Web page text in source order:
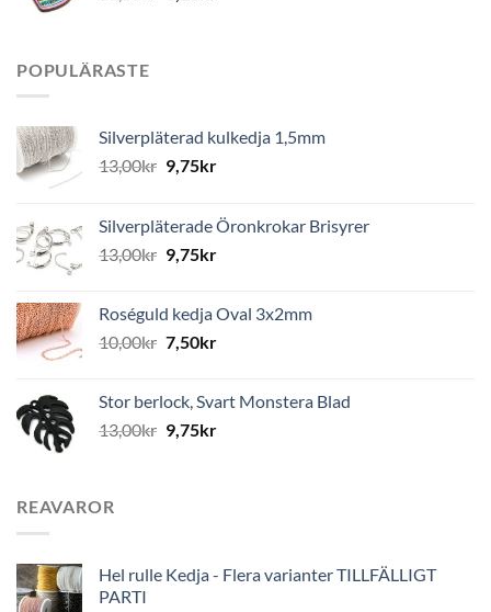
POPULÄRASTE
Silverpläterad kulkedja 1,5mm
13,00kr 9,75kr
Silverpläterade Öronkrokar Brisyrer
13,00kr 9,75kr
Roséguld kedja Oval 3x2mm
10,00kr 7,50kr
Stor berlock, Svart Monstera Blad
13,00kr 9,75kr
REAVAROR
Hel rulle Kedja - Flera varianter TILLFÄLLIGT
PARTI